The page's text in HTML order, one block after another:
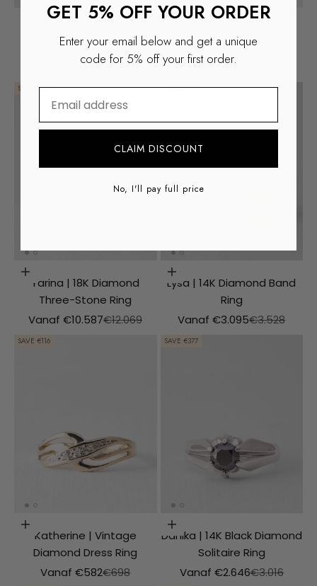
Choosing options
Three-Stone Ring
Aanbiedingsprijs
Vanaf €2.828Normale prijs
€3.224
Choosing options
Solitaire Ring
Aanbiedingsprijs
Vanaf €1.541
SAVE €1,489
Choosing options
Yarina | 18K Diamond
Three-Stone Ring
Aanbiedingsprijs
Vanaf €10.587Normale prijs
€12.069
SAVE €440
Choosing options
Lysa | 14K Diamond Band
Ring
Aanbiedingsprijs
Vanaf €3.095Normale prijs
€3.528
SAVE €116
Choosing options
Katherine | Vintage
Diamond Dress Ring
Aanbiedingsprijs
Vanaf €582Normale prijs
€698
SAVE €377
Choosing options
Danika | 14K Black Diamond
Solitaire Ring
Aanbiedingsprijs
Vanaf €2.646Normale prijs
€3.016
GET 5% OFF YOUR ORDER
Enter your email below and get a unique
code for 5% off your first order.
CLAIM DISCOUNT
No, I'll pay full price